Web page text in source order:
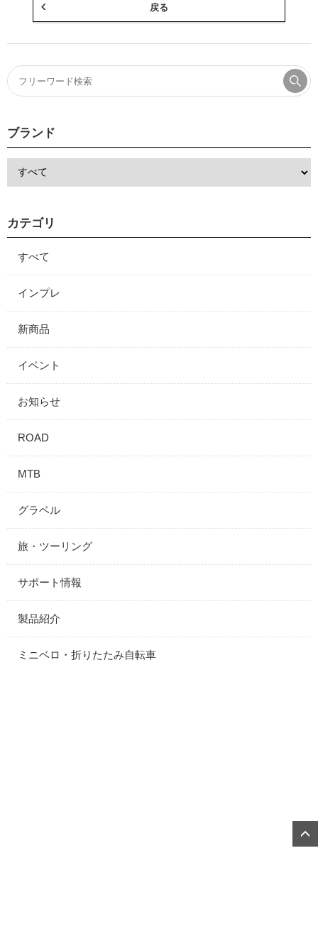
戻る
ブランド
カテゴリ
すべて
インプレ
新商品
イベント
お知らせ
ROAD
MTB
グラベル
旅・ツーリング
サポート情報
製品紹介
ミニベロ・折りたたみ自転車